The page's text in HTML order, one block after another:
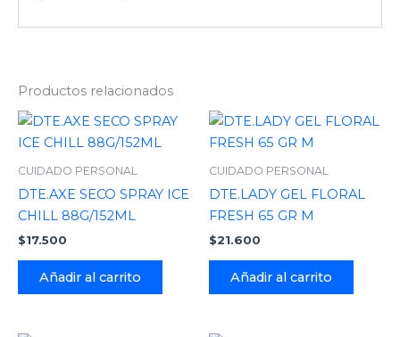
Productos relacionados
CUIDADO PERSONAL
DTE.AXE SECO SPRAY ICE
CHILL 88G/152ML
$17.500
Añadir al carrito
CUIDADO PERSONAL
DTE.LADY GEL FLORAL
FRESH 65 GR M
$21.600
Añadir al carrito